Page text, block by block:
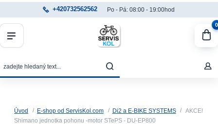
+420732562562 Po - Pá: 08:00 - 19:00hod
0
Úvod E-shop od ServisKol.com Di2 a E-BIKE SYSTEMS
AKCE!
Shimano jednotka pohonu -motor STePS - DU-EP800